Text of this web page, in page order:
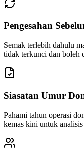
Pengesahan
Semak terlebih dahulu
tidak terkunci dan boleh
Siasatan Umur
Pahami tahun operasi
kemas kini untuk